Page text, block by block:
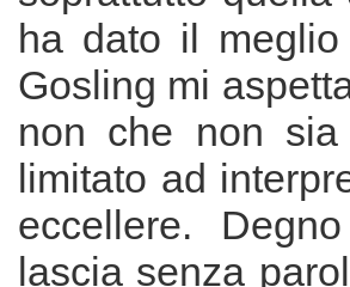
ha dato il
Gosling mi
non che non
limitato ad
eccellere.
lascia senza